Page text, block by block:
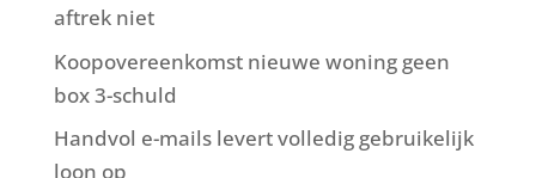
aftrek niet
Koopovereenkomst nieuwe woning geen
box 3-schuld
Handvol e-mails levert volledig gebruikelijk
loon op